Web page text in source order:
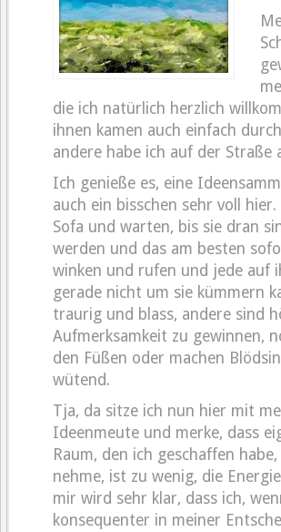
die ich natürlich herzlich
ihnen kamen auch einfach
andere habe ich auf der Straße
Ich genieße es, eine
auch ein bisschen sehr voll
Sofa und warten, bis sie dran
werden und das am besten
winken und rufen und jede auf
gerade nicht um sie kümmern
traurig und blass, andere sind
Aufmerksamkeit zu gewinnen,
den Füßen oder machen
wütend.
Tja, da sitze ich nun hier mit
Ideenmeute und merke, dass
Raum, den ich geschaffen
nehme, ist zu wenig, die
mir wird sehr klar, dass ich,
konsequenter in meiner